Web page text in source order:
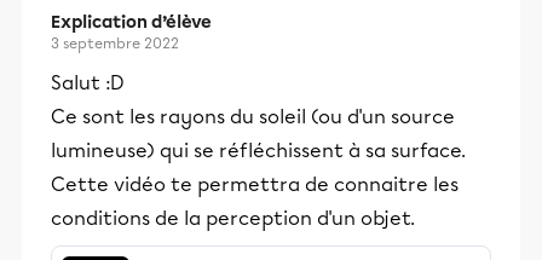
Explication d’élève
3 septembre 2022
Salut :D
Ce sont les rayons du soleil (ou d'un source
lumineuse) qui se réfléchissent à sa surface.
Cette vidéo te permettra de connaitre les
conditions de la perception d'un objet.